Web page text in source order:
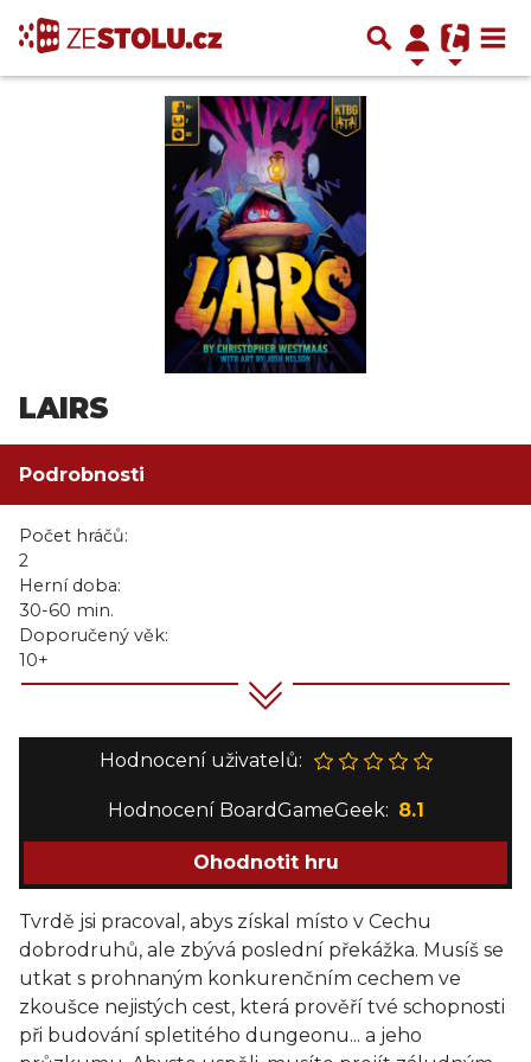
LAIRS
Podrobnosti
Počet hráčů:
2
Herní doba:
30-60 min.
Doporučený věk:
10+
Hodnocení uživatelů:
Hodnocení BoardGameGeek: 8.1
Ohodnotit hru
Tvrdě jsi pracoval, abys získal místo v Cechu
dobrodruhů, ale zbývá poslední překážka. Musíš se
utkat s prohnaným konkurenčním cechem ve
zkoušce nejistých cest, která prověří tvé schopnosti
při budování spletitého dungeonu... a jeho